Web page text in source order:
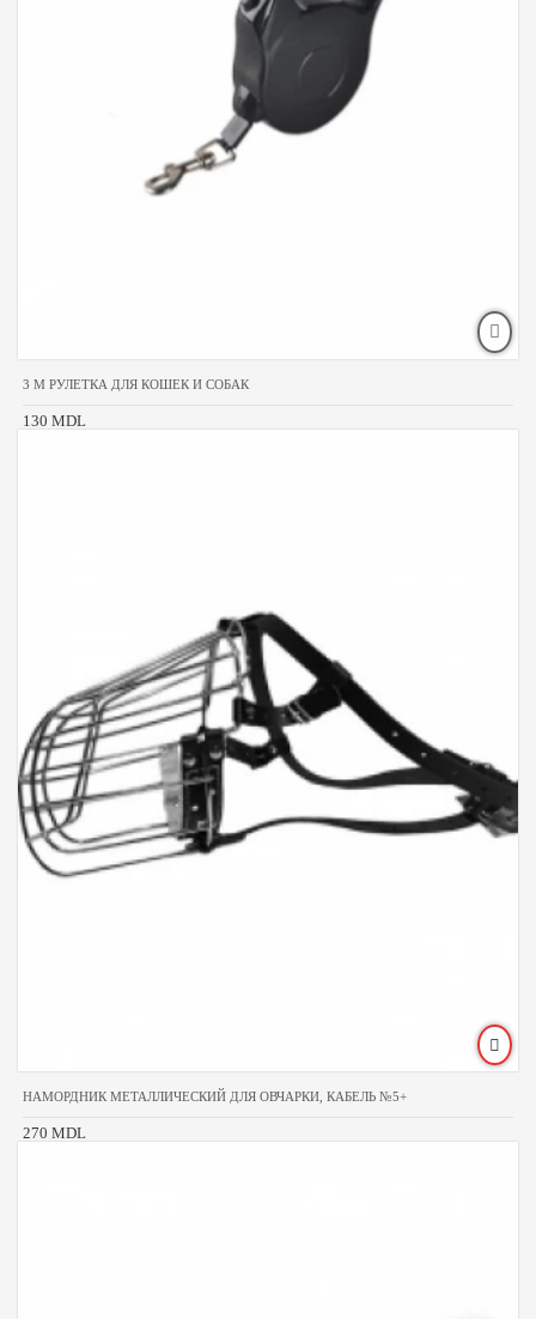
3 M РУЛЕТКА ДЛЯ КОШЕК И СОБАК
130 MDL
НАМОРДНИК МЕТАЛЛИЧЕСКИЙ ДЛЯ ОВЧАРКИ, КАБЕЛЬ №5+
270 MDL